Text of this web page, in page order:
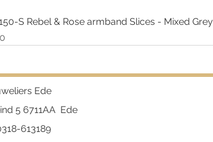
S Rebel & Rose armband Slices - Mixed Grey
Ede
5 6711AA Ede
613189